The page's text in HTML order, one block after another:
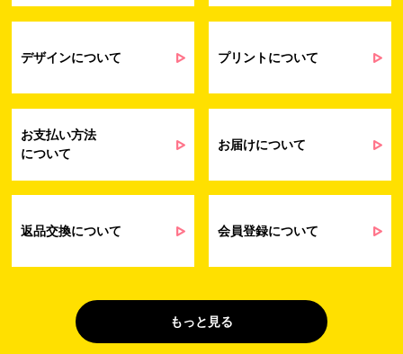
受発注業務
会員管理業務
（開示対象個人情
弊社製品やサービスに関する情報、また
は営業およびマーケティング活動（セミナ
にお知らせするため
問い合わせへの対応のため
（開示対象個人情
お客様の作品紹介を通した販促活動のた
４. 個人情報を第三者に提供することが予定される場合の事項
デザインについて プリントについて
お支払い方法
について
お届けについて
返品交換について 会員登録について
もっと見る